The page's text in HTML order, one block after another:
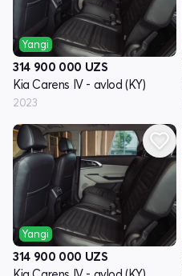
Yangi
314 900 000 UZS
Kia Carens IV - avlod (KY)
2023
Yangi
314 900 000 UZS